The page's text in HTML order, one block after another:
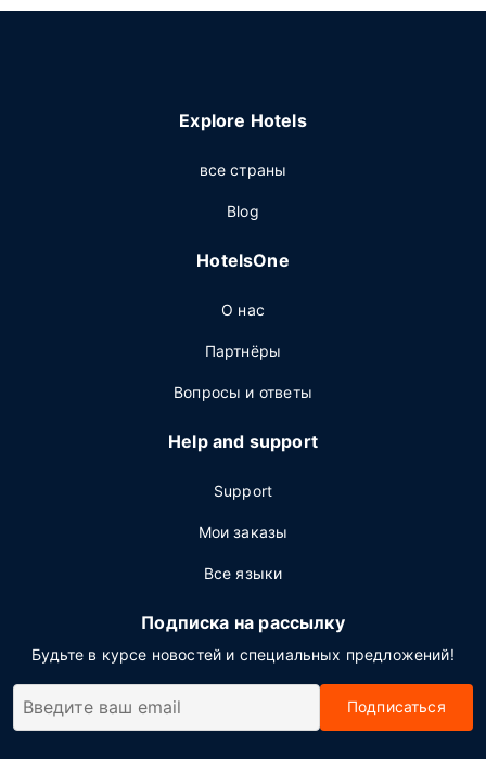
Explore Hotels
все страны
Blog
HotelsOne
О нас
Партнёры
Вопросы и ответы
Help and support
Support
Мои заказы
Все языки
Подписка на рассылку
Будьте в курсе новостей и специальных предложений!
Подписаться